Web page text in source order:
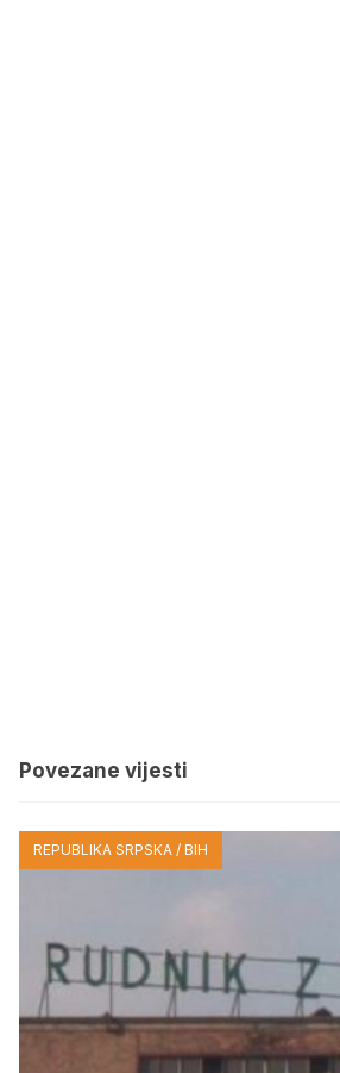
Povezane vijesti
REPUBLIKA SRPSKA / BIH